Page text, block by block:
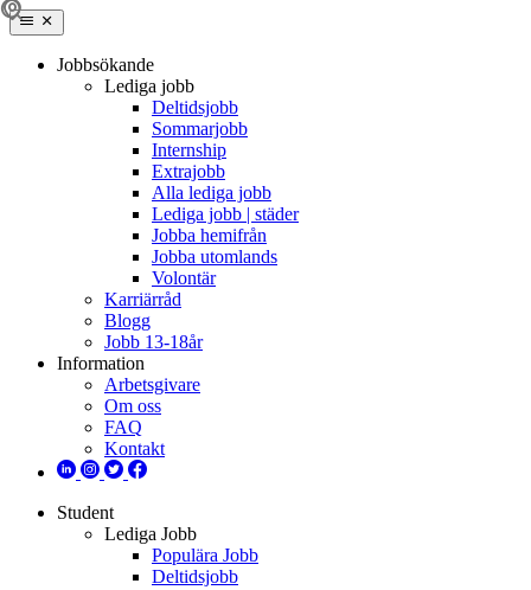
Jobbsökande
Lediga jobb
Deltidsjobb
Sommarjobb
Internship
Extrajobb
Alla lediga jobb
Lediga jobb | städer
Jobba hemifrån
Jobba utomlands
Volontär
Karriärråd
Blogg
Jobb 13-18år
Information
Arbetsgivare
Om oss
FAQ
Kontakt
Student
Lediga Jobb
Populära Jobb
Deltidsjobb